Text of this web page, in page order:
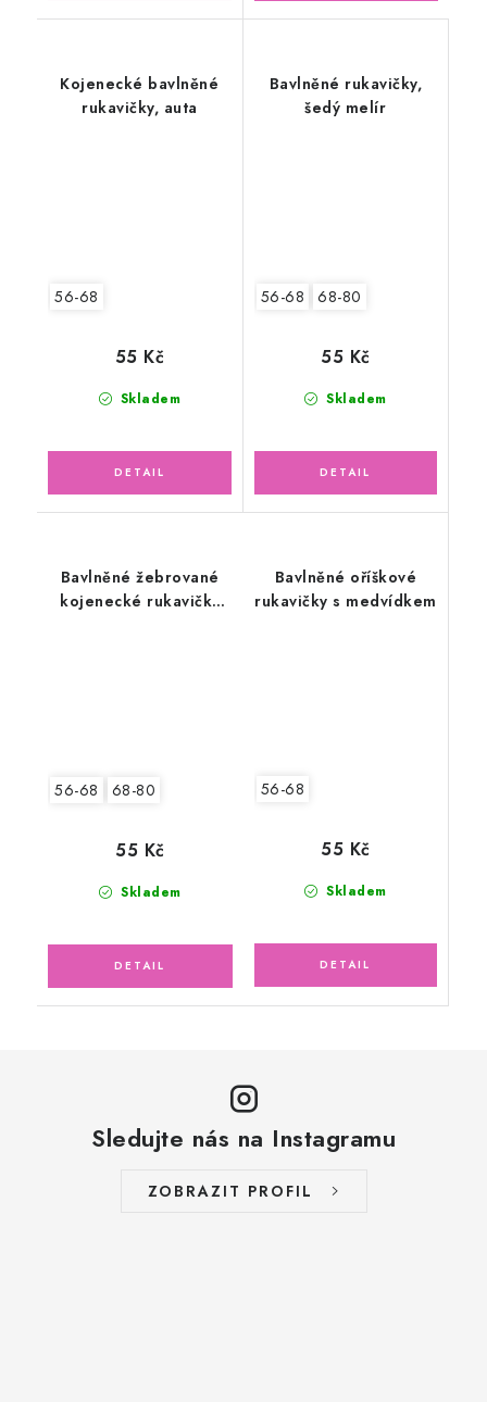
Kojenecké bavlněné
rukavičky, auta
56-68
Skladem
55 Kč
Bavlněné rukavičky,
šedý melír
56-68 68-80
Skladem
55 Kč
Bavlněné žebrované
kojenecké rukavičky
56-68 68-80
Skladem
55 Kč
Bavlněné oříškové
rukavičky s medvídkem
56-68
Skladem
55 Kč
Sledujte nás na Instagramu
ZOBRAZIT PROFIL